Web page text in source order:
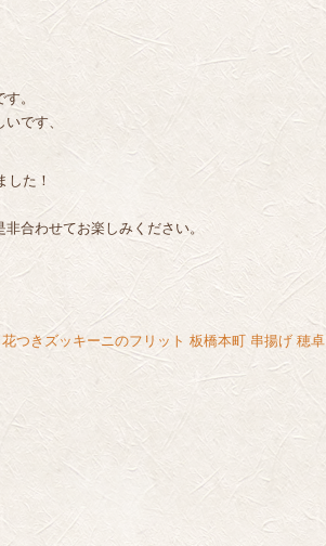
。
です、
した！
合わせてお楽しみください。
花つきズッキーニのフリット 板橋本町 串揚げ 穂卓